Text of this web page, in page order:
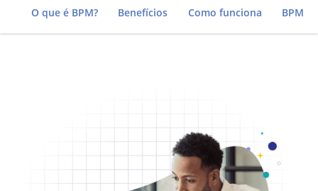
Go to
O que é BPM? Benefícios Como funciona BPM